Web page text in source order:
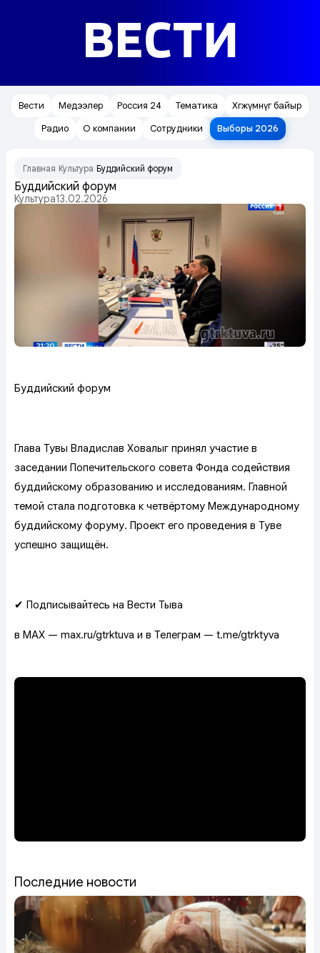
ВЕСТИ
Вести Медээлер Россия 24 Тематика
Хөгжүмнүг байыр
Радио
О компании Сотрудники Выборы 2026
Главная Культура Буддийский форум
Буддийский форум
Культура13.02.2026
Буддийский форум
Глава Тувы Владислав Ховалыг принял участие в
заседании Попечительского совета Фонда содействия
буддийскому образованию и исследованиям. Главной
темой стала подготовка к четвёртому Международному
буддийскому форуму. Проект его проведения в Туве
успешно защищён.
✔ Подписывайтесь на Вести Тыва
в MAX — max.ru/gtrktuva и в Телеграм — t.me/gtrktyva
Последние новости